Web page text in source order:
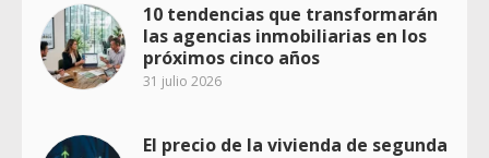
10 tendencias que transformarán
las agencias inmobiliarias en los
próximos cinco años
31 julio 2026
El precio de la vivienda de segunda